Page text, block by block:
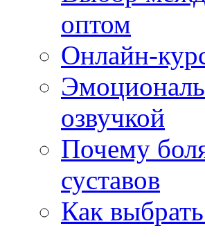
оптом
Онлайн-
озвучкой
Почему
суставов
Как